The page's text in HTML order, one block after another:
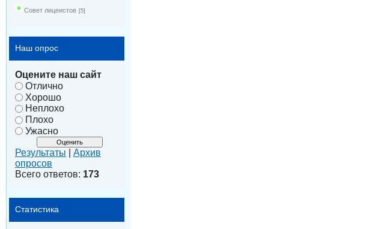
Совет лицеистов [5]
Наш опрос
Оцените наш сайт
Отлично
Хорошо
Неплохо
Плохо
Ужасно
Результаты
Архив
опросов
Всего ответов: 173
Статистика